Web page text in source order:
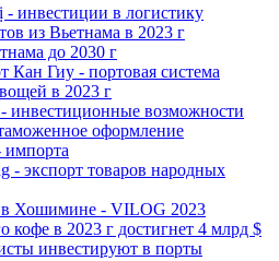
инвестиции в логистику
из Вьетнама в 2023 г
до 2030 г
Гиу - портовая система
в 2023 г
инвестиционные возможности
оформление
импорта
- экспорт товаров народных
в Хошимине - VILOG 2023
кофе в 2023 г достигнет 4 млрд $
инвестируют в порты